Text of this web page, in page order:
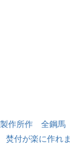
製作所作 全鋼馬
付が楽に作れま